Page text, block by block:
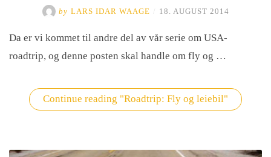
by LARS IDAR WAAGE 18. AUGUST 2014
Da er vi kommet til andre del av vår serie om USA-
roadtrip, og denne posten skal handle om fly og …
Continue reading "Roadtrip: Fly og leiebil"